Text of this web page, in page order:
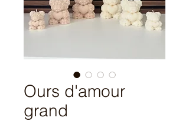
Ours d'amour
grand